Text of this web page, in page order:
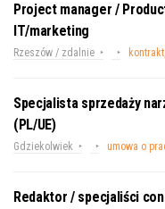
Project manager /
IT/marketing
Rzeszów / zdalnie
Specjalista sprzedaży
(PL/UE)
Gdziekolwiek umowa o
Redaktor / specjaliści